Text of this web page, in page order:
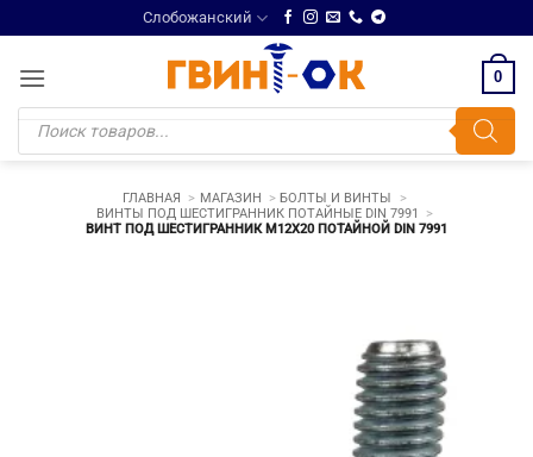
to
content
Слобожанский
0
Поиск
товаров
ГЛАВНАЯ МАГАЗИН
БОЛТЫ И ВИНТЫ
ВИНТЫ ПОД ШЕСТИГРАННИК ПОТАЙНЫЕ DIN 7991
ВИНТ ПОД ШЕСТИГРАННИК М12Х20 ПОТАЙНОЙ DIN 7991